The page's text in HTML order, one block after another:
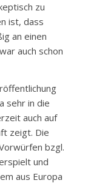
zu
ist, dass
an einen
auch schon
sehr in die
auch auf
zeigt. Die
bzgl.
und
aus Europa